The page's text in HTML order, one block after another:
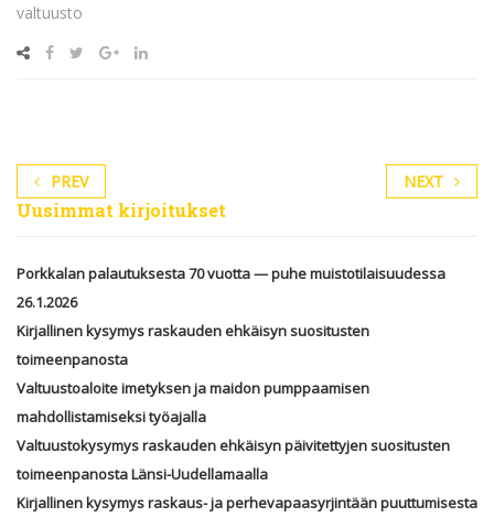
valtuusto
PREV NEXT
Uusimmat kirjoitukset
Porkkalan palautuksesta 70 vuotta — puhe muistotilaisuudessa
26.1.2026
Kirjallinen kysymys raskauden ehkäisyn suositusten
toimeenpanosta
Valtuustoaloite imetyksen ja maidon pumppaamisen
mahdollistamiseksi työajalla
Valtuustokysymys raskauden ehkäisyn päivitettyjen suositusten
toimeenpanosta Länsi-Uudellamaalla
Kirjallinen kysymys raskaus- ja perhevapaasyrjintään puuttumisesta